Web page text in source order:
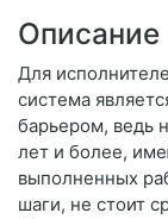
Описание
Для
система
барьером, ведь
лет и более,
выполненных
шаги, не стоит